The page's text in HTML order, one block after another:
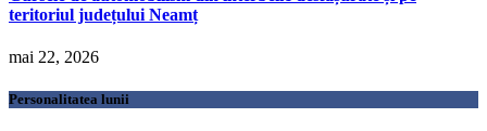
teritoriul județului Neamț
mai 22, 2026
Personalitatea lunii